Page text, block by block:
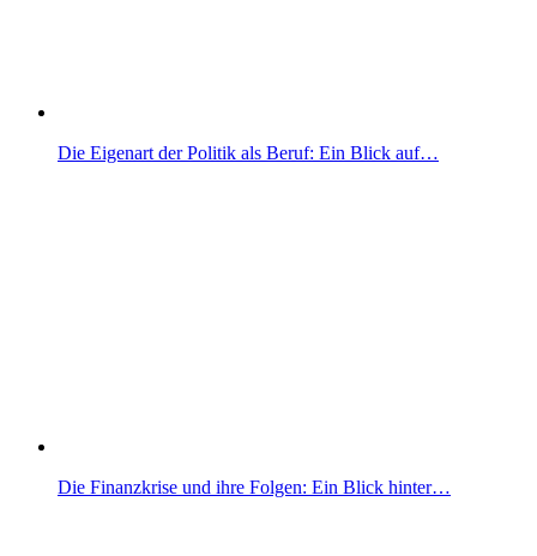
Die Eigenart der Politik als Beruf: Ein Blick auf…
Die Finanzkrise und ihre Folgen: Ein Blick hinter…